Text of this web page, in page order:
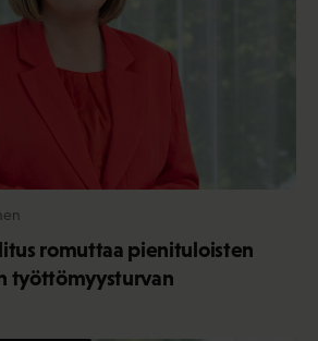
romuttaa pienituloisten
työttömyysturvan